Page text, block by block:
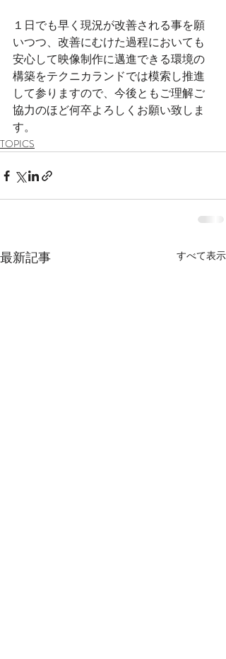
１日でも早く現況が改善される事を願
いつつ、改善にむけた過程においても
安心して映像制作に邁進できる環境の
構築をテクニカランドでは模索し推進
して参りますので、今後ともご理解ご
協力のほど何卒よろしくお願い致しま
す。
TOPICS
最新記事 すべて表示